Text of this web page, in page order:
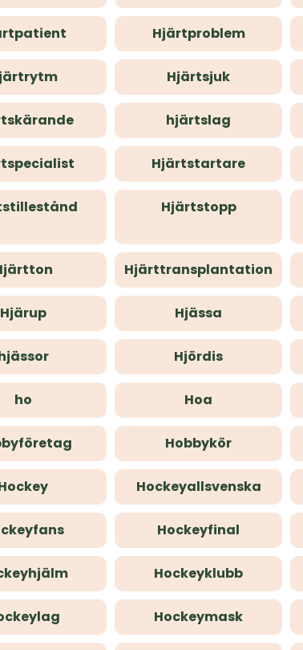
Hjärtproblem
Hjärtsjuk
hjärtslag
Hjärtstartare
Hjärtstopp
Hjärttransplantation
Hjärup Hjässa
Hjördis
ho Hoa
Hobbykör
Hockeyallsvenska
Hockeyfinal
Hockeyklubb
Hockeymask